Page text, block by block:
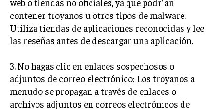
web o tiendas no oficiales, ya que podrían
contener troyanos u otros tipos de malware.
Utiliza tiendas de aplicaciones reconocidas y lee
las reseñas antes de descargar una aplicación.
3. No hagas clic en enlaces sospechosos o
adjuntos de correo electrónico: Los troyanos a
menudo se propagan a través de enlaces o
archivos adjuntos en correos electrónicos de